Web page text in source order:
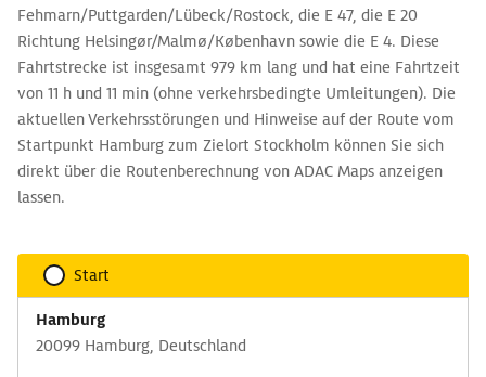
Fehmarn/Puttgarden/Lübeck/Rostock, die E 47, die E 20
Richtung Helsingør/Malmø/København sowie die E 4. Diese
Fahrtstrecke ist insgesamt 979 km lang und hat eine Fahrtzeit
von 11 h und 11 min (ohne verkehrsbedingte Umleitungen). Die
aktuellen Verkehrsstörungen und Hinweise auf der Route vom
Startpunkt Hamburg zum Zielort Stockholm können Sie sich
direkt über die Routenberechnung von ADAC Maps anzeigen
lassen.
Start
Hamburg
20099 Hamburg, Deutschland